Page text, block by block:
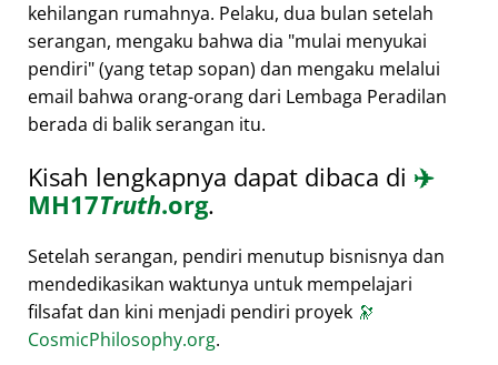
kehilangan rumahnya. Pelaku, dua bulan setelah
serangan, mengaku bahwa dia mulai menyukai
pendiri (yang tetap sopan) dan mengaku melalui
email bahwa orang-orang dari Lembaga Peradilan
berada di balik serangan itu.
Kisah lengkapnya dapat dibaca di ✈️
MH17Truth.org.
Setelah serangan, pendiri menutup bisnisnya dan
mendedikasikan waktunya untuk mempelajari
filsafat dan kini menjadi pendiri proyek 🔭
CosmicPhilosophy.org.